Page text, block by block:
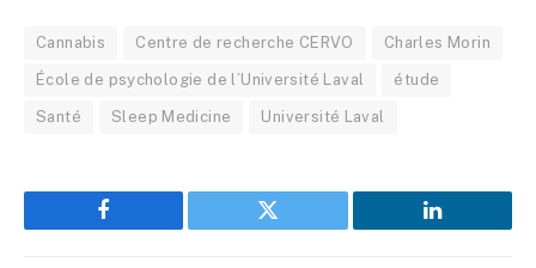
Cannabis Centre de recherche CERVO Charles Morin
École de psychologie de l’Université Laval étude
Santé Sleep Medicine Université Laval
Facebook Twitter LinkedIn